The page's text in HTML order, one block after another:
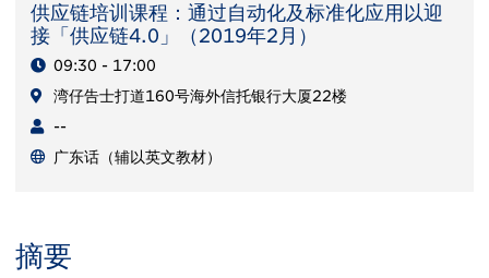
供应链培训课程：通过自动化及标准化应用以迎
接「供应链4.0」（2019年2月）
09:30 - 17:00
湾仔告士打道160号海外信托银行大厦22楼
--
广东话（辅以英文教材）
摘要